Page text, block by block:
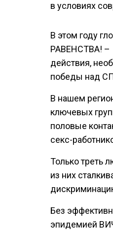
в условиях
В этом году
РАВЕНСТВА! –
действия,
победы над
В нашем
ключевых
половые
секс-
Только треть
из них
Без
эпидемией